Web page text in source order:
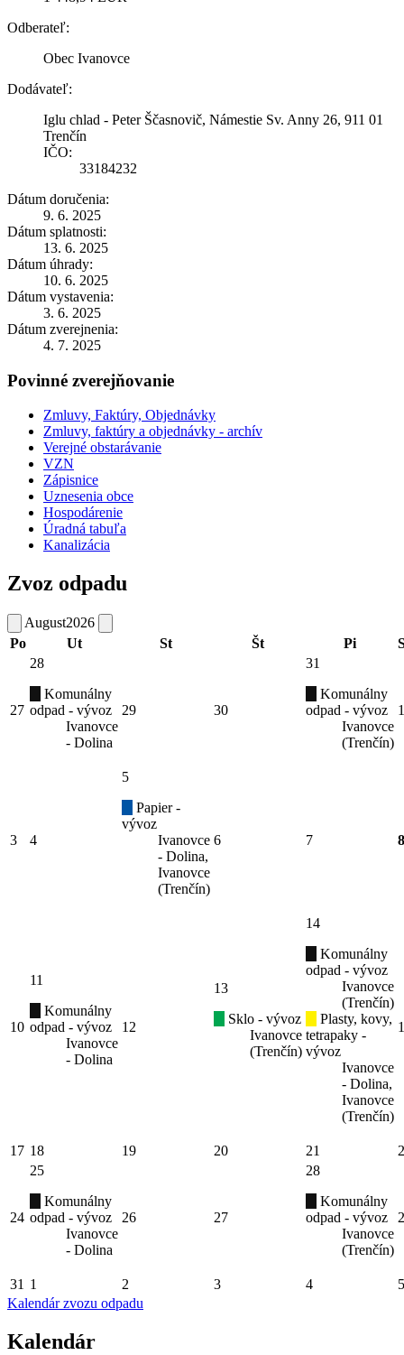
Odberateľ:
Obec Ivanovce
Dodávateľ:
Iglu chlad - Peter Ščasnovič, Námestie Sv. Anny 26, 911 01
Trenčín
IČO:
33184232
Dátum doručenia:
9. 6. 2025
Dátum splatnosti:
13. 6. 2025
Dátum úhrady:
10. 6. 2025
Dátum vystavenia:
3. 6. 2025
Dátum zverejnenia:
4. 7. 2025
Povinné zverejňovanie
Zmluvy, Faktúry, Objednávky
Zmluvy, faktúry a objednávky - archív
Verejné obstarávanie
VZN
Zápisnice
Uznesenia obce
Hospodárenie
Úradná tabuľa
Kanalizácia
Zvoz odpadu
August2026
Po
Ut St Št Pi
27
28
Komunálny
odpad - vývoz
Ivanovce
- Dolina
29 30
31
Komunálny
odpad - vývoz
Ivanovce
(Trenčín)
1
3 4
5
Papier -
vývoz
Ivanovce
- Dolina,
Ivanovce
(Trenčín)
6 7 8
10
11
Komunálny
odpad - vývoz
Ivanovce
- Dolina
12
13
Sklo - vývoz
Ivanovce
(Trenčín)
14
Komunálny
odpad - vývoz
Ivanovce
(Trenčín)
Plasty, kovy,
tetrapaky -
vývoz
Ivanovce
- Dolina,
Ivanovce
(Trenčín)
17 18 19 20 21
24
25
Komunálny
odpad - vývoz
Ivanovce
- Dolina
26 27
28
Komunálny
odpad - vývoz
Ivanovce
(Trenčín)
31 1 2 3 4
5
Kalendár zvozu odpadu
Kalendár